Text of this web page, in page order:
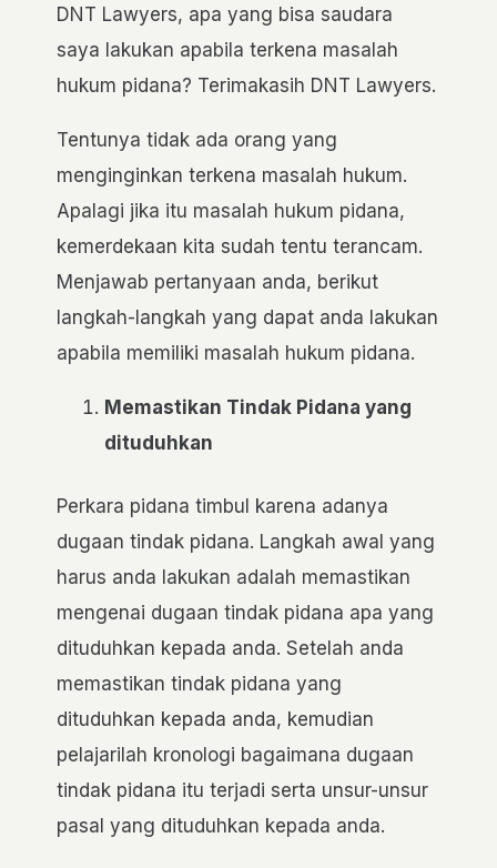
DNT Lawyers, apa yang bisa saudara
saya lakukan apabila terkena masalah
hukum pidana? Terimakasih DNT Lawyers.
Tentunya tidak ada orang yang
menginginkan terkena masalah hukum.
Apalagi jika itu masalah hukum pidana,
kemerdekaan kita sudah tentu terancam.
Menjawab pertanyaan anda, berikut
langkah-langkah yang dapat anda lakukan
apabila memiliki masalah hukum pidana.
Memastikan Tindak Pidana yang
dituduhkan
Perkara pidana timbul karena adanya
dugaan tindak pidana. Langkah awal yang
harus anda lakukan adalah memastikan
mengenai dugaan tindak pidana apa yang
dituduhkan kepada anda. Setelah anda
memastikan tindak pidana yang
dituduhkan kepada anda, kemudian
pelajarilah kronologi bagaimana dugaan
tindak pidana itu terjadi serta unsur-unsur
pasal yang dituduhkan kepada anda.